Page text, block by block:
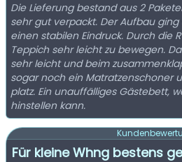
Die Lieferung bestand aus 2
sehr gut verpackt. Der Aufbau
einen stabilen Eindruck. Durch die
Teppich sehr leicht zu bewegen.
sehr leicht und beim
sogar noch ein Matratzenschoner
platz. Ein unauffälliges Gästebett,
hinstellen kann.
Für kleine Whng bestens